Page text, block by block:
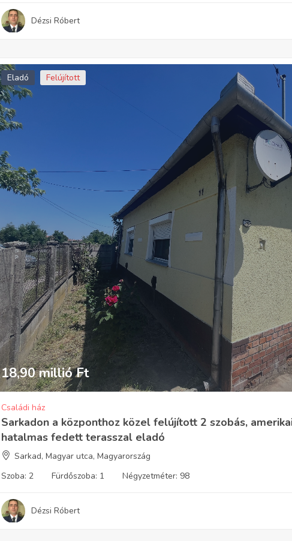
Dézsi Róbert
Eladó Felújított
18,90 millió Ft
Családi ház
Sarkadon a központhoz közel felújított 2 szobás,
hatalmas fedett terasszal eladó
Sarkad, Magyar utca, Magyarország
Szoba: 2 Fürdőszoba: 1 Négyzetméter: 98
Dézsi Róbert